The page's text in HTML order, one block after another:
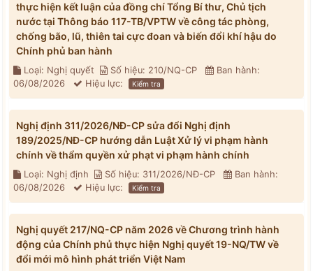
thực hiện kết luận của đồng chí Tổng Bí thư, Chủ tịch
nước tại Thông báo 117-TB/VPTW về công tác phòng,
chống bão, lũ, thiên tai cực đoan và biến đổi khí hậu do
Chính phủ ban hành
Loại: Nghị quyết Số hiệu: 210/NQ-CP
Ban hành:
06/08/2026
Hiệu lực: Kiểm tra
Nghị định 311/2026/NĐ-CP sửa đổi Nghị định
189/2025/NĐ-CP hướng dẫn Luật Xử lý vi phạm hành
chính về thẩm quyền xử phạt vi phạm hành chính
Loại: Nghị định Số hiệu: 311/2026/NĐ-CP
Ban hành:
06/08/2026
Hiệu lực: Kiểm tra
Nghị quyết 217/NQ-CP năm 2026 về Chương trình hành
động của Chính phủ thực hiện Nghị quyết 19-NQ/TW về
đổi mới mô hình phát triển Việt Nam